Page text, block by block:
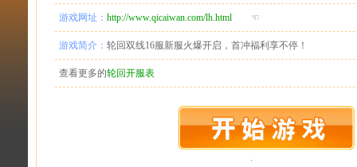
游戏网址： http://www.qicaiwan.com/lh.html ☜
游戏简介： 轮回双线16服新服火爆开启，首冲福利享不停！
查看更多的轮回开服表